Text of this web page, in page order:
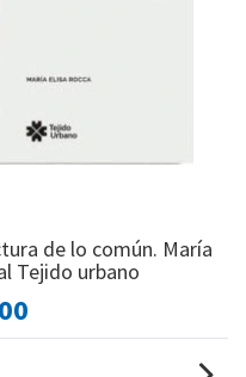
de lo común. María
Tejido urbano